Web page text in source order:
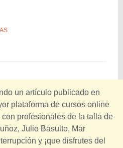
un artículo publicado en
plataforma de cursos online
profesionales de la talla de
Julio Basulto, Mar
y ¡que disfrutes del